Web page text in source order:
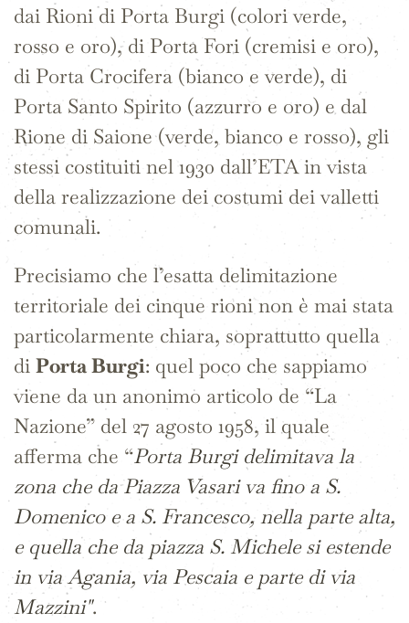
dai Rioni di Porta Burgi (colori verde,
rosso e oro), di Porta Fori (cremisi e oro),
di Porta Crocifera (bianco e verde), di
Porta Santo Spirito (azzurro e oro) e dal
Rione di Saione (verde, bianco e rosso), gli
stessi costituiti nel 1930 dall’ETA in vista
della realizzazione dei costumi dei valletti
comunali.
Precisiamo che l’esatta delimitazione
territoriale dei cinque rioni non è mai stata
particolarmente chiara, soprattutto quella
di Porta Burgi: quel poco che sappiamo
viene da un anonimo articolo de “La
Nazione” del 27 agosto 1958, il quale
afferma che “Porta Burgi delimitava la
zona che da Piazza Vasari va fino a S.
Domenico e a S. Francesco, nella parte alta,
e quella che da piazza S. Michele si estende
in via Agania, via Pescaia e parte di via
Mazzini".